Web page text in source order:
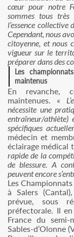
cœur pour notre
sommes tous
l’essence
Cependant, nous
citoyenne, et nous
vigueur sur le
préparer dans des
Les
maintenus
En revanche,
maintenues. «
nécessite une
entraîneur/athlète)
spécifiques
médecin et
éclairage médical
rapide de la
de blessure. A
peuvent encore
Les
à Salers
prévue, sous
préfectorale. Il
France du
Sables-d’Olonne